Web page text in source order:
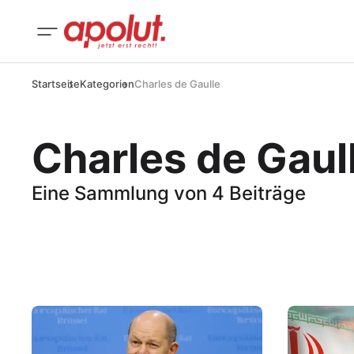
StartseiteKategorienCharles de Gaulle
Charles de
Eine Sammlung von 4 Beiträge